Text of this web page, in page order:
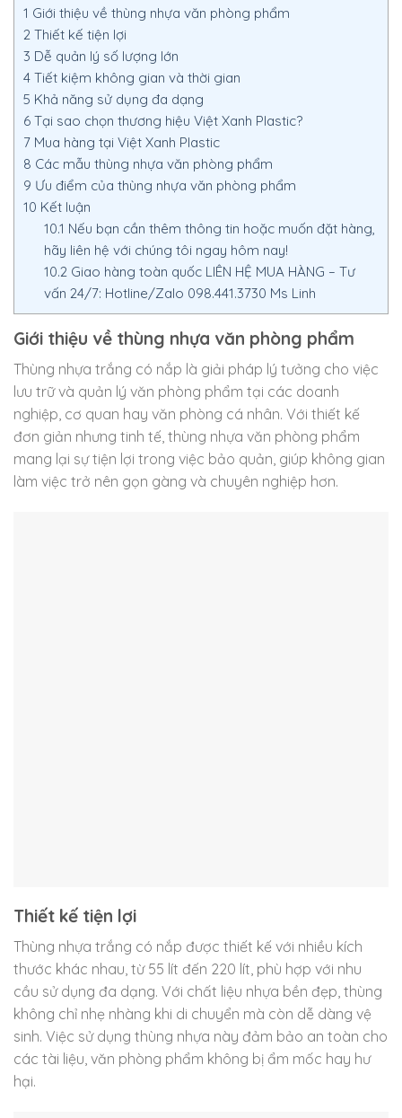
1 Giới thiệu về thùng nhựa văn phòng phẩm
2 Thiết kế tiện lợi
3 Dễ quản lý số lượng lớn
4 Tiết kiệm không gian và thời gian
5 Khả năng sử dụng đa dạng
6 Tại sao chọn thương hiệu Việt Xanh Plastic?
7 Mua hàng tại Việt Xanh Plastic
8 Các mẫu thùng nhựa văn phòng phẩm
9 Ưu điểm của thùng nhựa văn phòng phẩm
10 Kết luận
10.1 Nếu bạn cần thêm thông tin hoặc muốn đặt hàng,
hãy liên hệ với chúng tôi ngay hôm nay!
10.2Giao hàng toàn quốc LIÊN HỆ MUA HÀNG – Tư
vấn 24/7: Hotline/Zalo 098.441.3730 Ms Linh
Giới thiệu về thùng nhựa văn phòng phẩm
Thùng nhựa trắng có nắp là giải pháp lý tưởng cho việc
lưu trữ và quản lý văn phòng phẩm tại các doanh
nghiệp, cơ quan hay văn phòng cá nhân. Với thiết kế
đơn giản nhưng tinh tế, thùng nhựa văn phòng phẩm
mang lại sự tiện lợi trong việc bảo quản, giúp không gian
làm việc trở nên gọn gàng và chuyên nghiệp hơn.
Thiết kế tiện lợi
Thùng nhựa trắng có nắp được thiết kế với nhiều kích
thước khác nhau, từ 55 lít đến 220 lít, phù hợp với nhu
cầu sử dụng đa dạng. Với chất liệu nhựa bền đẹp, thùng
không chỉ nhẹ nhàng khi di chuyển mà còn dễ dàng vệ
sinh. Việc sử dụng thùng nhựa này đảm bảo an toàn cho
các tài liệu, văn phòng phẩm không bị ẩm mốc hay hư
hại.